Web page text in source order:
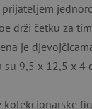
drži četku za
je
su 9,5 x 12,5 x 4
kolekcionarske